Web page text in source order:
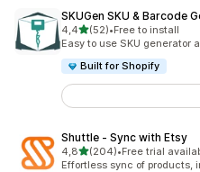
SKUGen SKU & Barcode
4,4stelle su 5
(52)
52 recensioni totali
•Free to install
Easy to use SKU generator
Built for Shopify
Shuttle ‑ Sync with Etsy
4,8stelle su 5
(204)
204 recensioni totali
•Free trial
Effortless sync of products,